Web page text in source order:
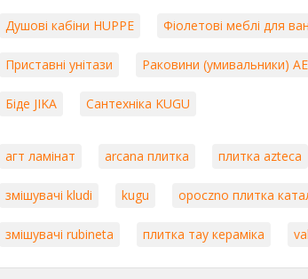
Душові кабіни HUPPE Фіолетові меблі для
Приставні унітази Раковини (умивальники)
Біде JIKA Сантехніка KUGU
агт ламінат arcana плитка плитка azteca
змішувачі kludi kugu opoczno плитка
змішувачі rubineta плитка тау кераміка